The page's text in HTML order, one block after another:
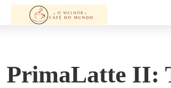
PrimaLatte II: